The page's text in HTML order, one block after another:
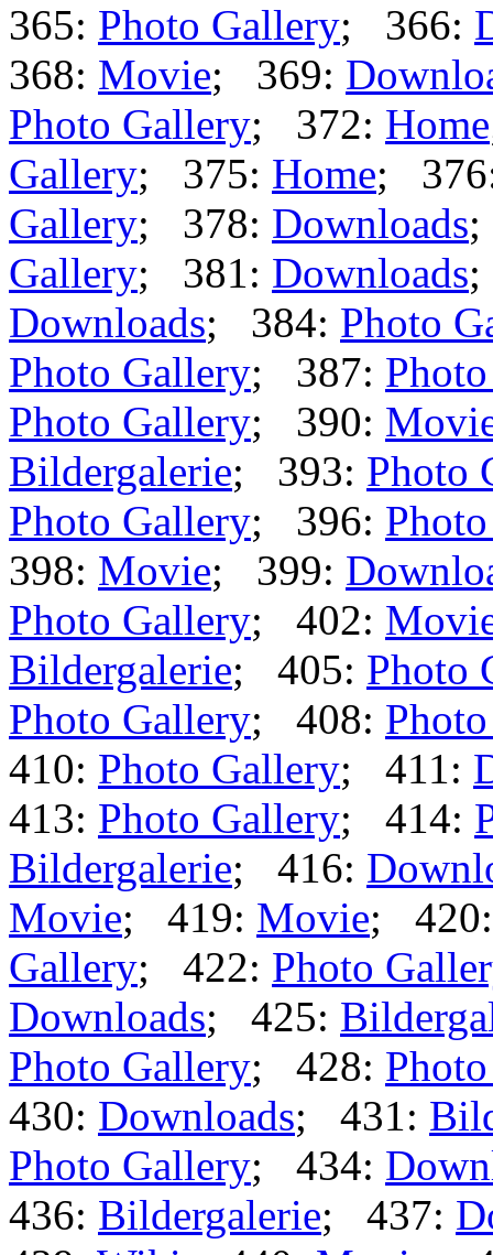
365: Photo Gallery; 366:
368: Movie; 369:
Photo Gallery; 372: Home
Gallery; 375: Home;
Gallery; 378: Downloads
Gallery; 381: Downloads
Downloads; 384: Photo
Photo Gallery; 387:
Photo Gallery; 390:
Bildergalerie; 393: Photo
Photo Gallery; 396:
398: Movie; 399:
Photo Gallery; 402:
Bildergalerie; 405: Photo
Photo Gallery; 408:
410: Photo Gallery; 411:
413: Photo Gallery; 414:
Bildergalerie; 416:
Movie; 419: Movie;
Gallery; 422: Photo
Downloads; 425:
Photo Gallery; 428:
430: Downloads; 431:
Photo Gallery; 434:
436: Bildergalerie; 437: